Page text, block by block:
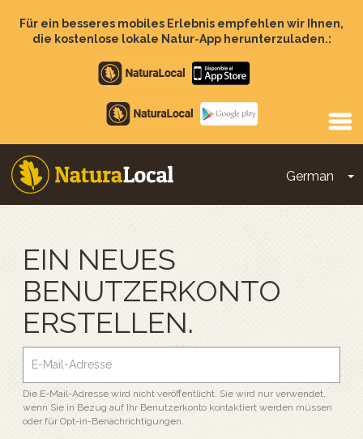
zumFür ein besseres mobiles Erlebnis empfehlen wir Ihnen,
die kostenlose lokale Natur-App herunterzuladen.:
Apple
store
Google
Play
German
Main
EIN NEUES
BENUTZERKONTO
ERSTELLEN.
Die E-Mail-Adresse wird nicht veröffentlicht. Sie wird nur verwendet,
wenn Sie in Bezug auf Ihr Benutzerkonto kontaktiert werden müssen
oder für Opt-in-Benachrichtigungen.